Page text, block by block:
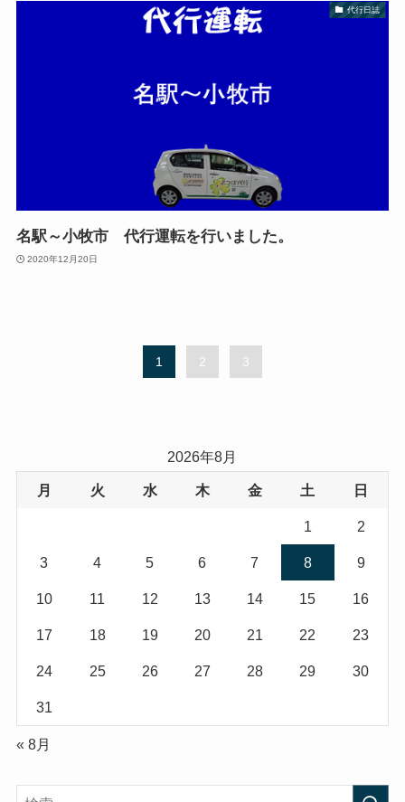
代行日誌
名駅～小牧市 代行運転を行いました。
2020年12月20日
1 2 3
2026年8月
月 火 水 木 金 土 日
1 2
3 4 5 6 7 8 9
10 11 12 13 14 15 16
17 18 19 20 21 22 23
24 25 26 27 28 29 30
31
« 8月